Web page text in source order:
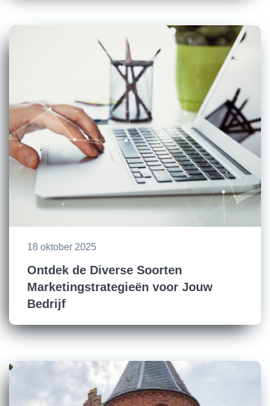
18 oktober 2025
Ontdek de Diverse Soorten
Marketingstrategieën voor Jouw
Bedrijf